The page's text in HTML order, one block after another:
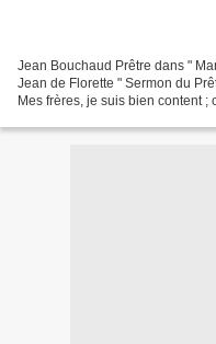
Jean Bouchaud Prêtre dans "
Jean de Florette " Sermon du
Mes frères, je suis bien content